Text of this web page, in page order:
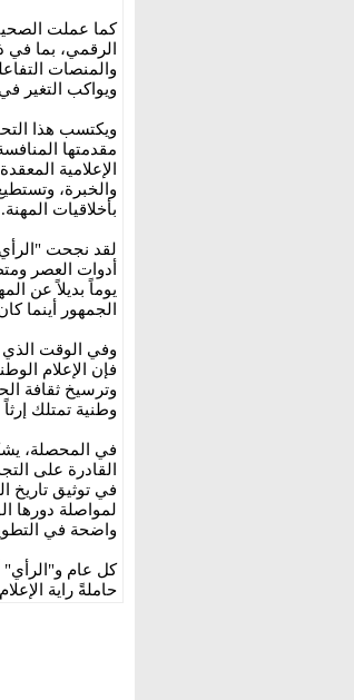
كما عملت
الرقمي، بما في
والمنصات
ويواكب التغير
ويكتسب هذا
مقدمتها
الإعلامية
والخبرة،
بأخلاقيات المهنة.
لقد نجحت
أدوات العصر
يوماً بديلاً عن
الجمهور أينما
وفي الوقت الذي
فإن الإعلام
وترسيخ ثقافة
وطنية تمتلك
في المحصلة،
القادرة على
في توثيق تاريخ
لمواصلة دورها
واضحة في
كل عام و"الرأي"
حاملةً راية